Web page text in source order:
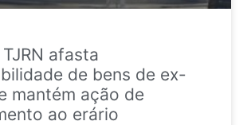
afasta
de bens de ex-
mantém ação de
ao erário